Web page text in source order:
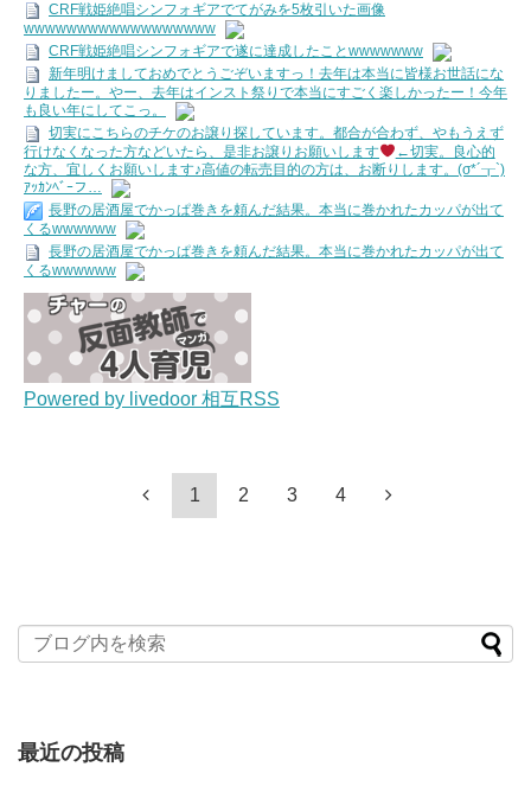
CRF戦姫絶唱シンフォギアでてがみを5枚引いた画像
wwwwwwwwwwwwwwwwww
CRF戦姫絶唱シンフォギアで遂に達成したことwwwwwww
新年明けましておめでとうごぞいますっ！去年は本当に皆様お世話にな
りましたー。やー、去年はインスト祭りで本当にすごく楽しかったー！今年
も良い年にしてこっ。
切実にこちらのチケのお譲り探しています。都合が合わず、やもうえず
行けなくなった方などいたら、是非お譲りお願いします
←切実。良心的
な方、宜しくお願いします♪高値の転売目的の方は、お断りします。(σ*´┰`)
ｱｯｶﾝﾍﾞｰフ…
長野の居酒屋でかっぱ巻きを頼んだ結果。本当に巻かれたカッパが出て
くるwwwwww
長野の居酒屋でかっぱ巻きを頼んだ結果。本当に巻かれたカッパが出て
くるwwwwww
Powered by livedoor 相互RSS
1 2 3 4
最近の投稿